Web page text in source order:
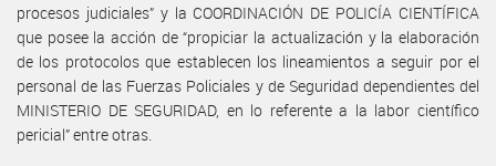
procesos judiciales” y la COORDINACIÓN DE POLICÍA CIENTÍFICA
que posee la acción de “propiciar la actualización y la elaboración
de los protocolos que establecen los lineamientos a seguir por el
personal de las Fuerzas Policiales y de Seguridad dependientes del
MINISTERIO DE SEGURIDAD, en lo referente a la labor científico
pericial” entre otras.